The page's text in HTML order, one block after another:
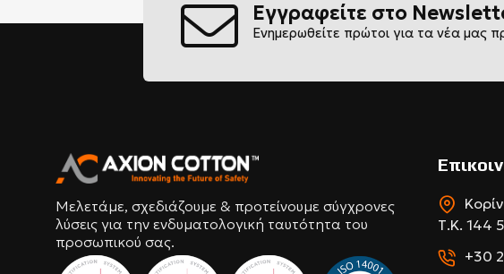
Εγγραφείτε στο
Ενημερωθείτε πρώτοι για τα νέα μας
Μελετάμε, σχεδιάζουμε & προτείνουμε σύγχρονες
λύσεις για την ενδυματολογική ταυτότητα του
προσωπικού σας.
Τ.Κ. 144
+30